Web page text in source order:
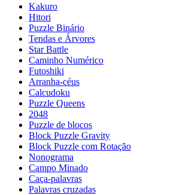
Kakuro
Hitori
Puzzle Binário
Tendas e Árvores
Star Battle
Caminho Numérico
Futoshiki
Arranha-céus
Calcudoku
Puzzle Queens
2048
Puzzle de blocos
Block Puzzle Gravity
Block Puzzle com Rotação
Nonograma
Campo Minado
Caça-palavras
Palavras cruzadas